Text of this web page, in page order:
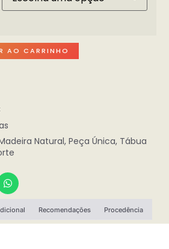
AO CARRINHO
Natural, Peça Única, Tábua
Recomendações Procedência